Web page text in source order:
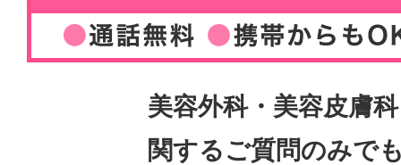
美容外科・美容皮膚
関するご質問のみで